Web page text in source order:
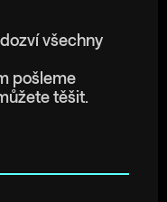
všechny
pošleme
těšit.